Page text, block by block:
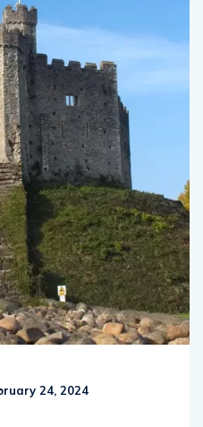
24, 2024